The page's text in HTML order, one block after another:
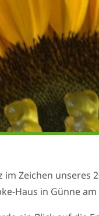
im Zeichen unseres
Haus in Günne